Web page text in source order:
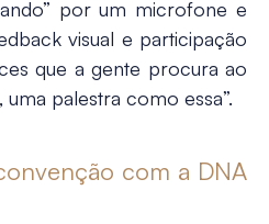
por um microfone e
visual e participação
que a gente procura ao
palestra como essa”.
com a DNA